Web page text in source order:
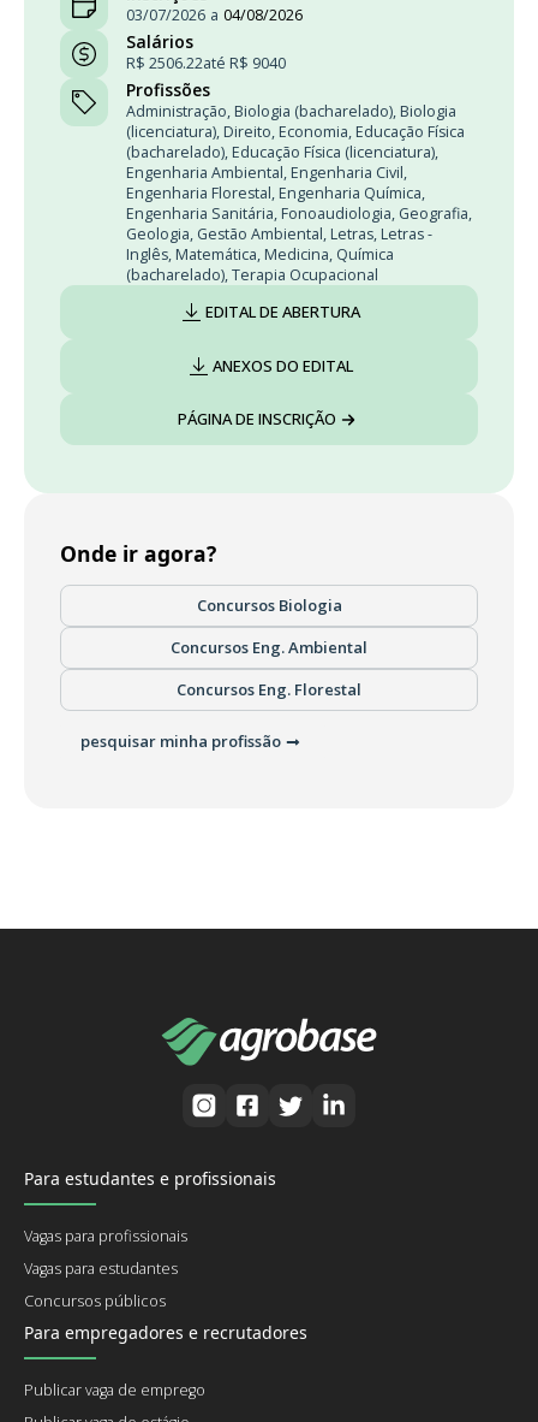
03/07/2026 a 04/08/2026
Salários
R$ 2506.22até R$ 9040
Profissões
Administração, Biologia (bacharelado), Biologia
(licenciatura), Direito, Economia, Educação Física
(bacharelado), Educação Física (licenciatura),
Engenharia Ambiental, Engenharia Civil,
Engenharia Florestal, Engenharia Química,
Engenharia Sanitária, Fonoaudiologia, Geografia,
Geologia, Gestão Ambiental, Letras, Letras -
Inglês, Matemática, Medicina, Química
(bacharelado),Terapia Ocupacional
EDITAL DE ABERTURA
ANEXOS DO EDITAL
PÁGINA DE INSCRIÇÃO
Onde ir agora?
Concursos Biologia
Concursos Eng. Ambiental
Concursos Eng. Florestal
pesquisar minha profissão
Para estudantes e profissionais
Vagas para profissionais
Vagas para estudantes
Concursos públicos
Para empregadores e recrutadores
Publicar vaga de emprego